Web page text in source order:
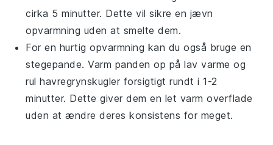
cirka 5 minutter. Dette vil sikre en jævn
opvarmning uden at smelte dem.
For en hurtig opvarmning kan du også bruge en
stegepande. Varm panden op på lav varme og
rulhavregrynskugler forsigtigt rundt i 1-2
minutter. Dette giver dem en let varm overflade
uden at ændre deres konsistens for meget.